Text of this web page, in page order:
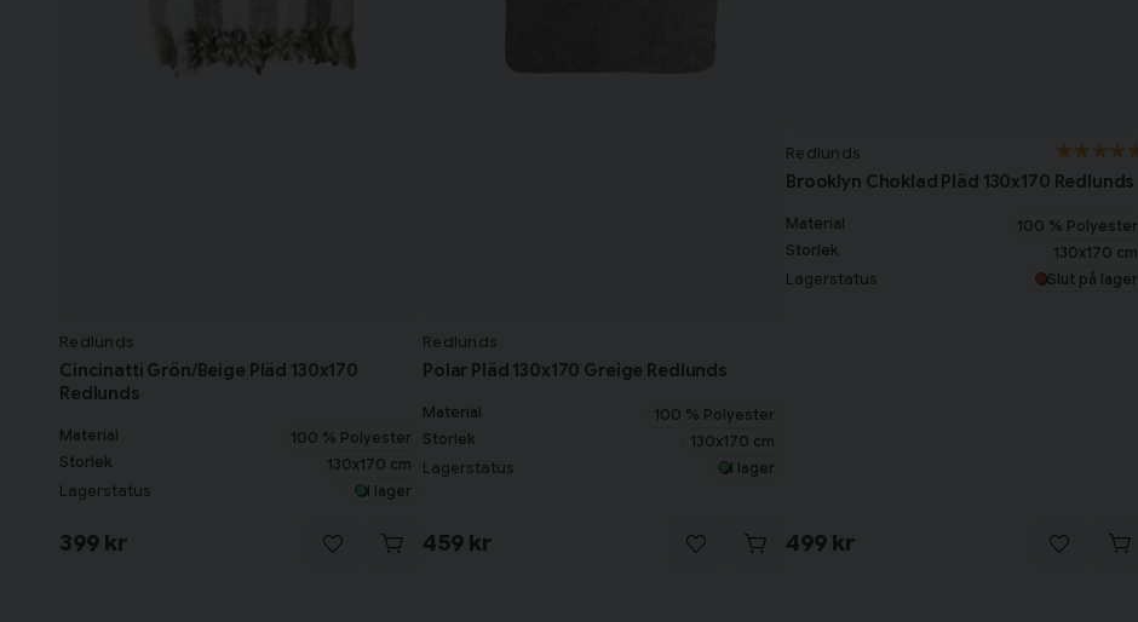
Redlunds
Cincinatti Grön/Beige Pläd 130x170
Redlunds
Material
100 % Polyester
Storlek
130x170 cm
Lagerstatus I lager
399 kr
Redlunds
Polar Pläd 130x170 Greige Redlunds
Material
100 % Polyester
Storlek
130x170 cm
Lagerstatus I lager
459 kr
Redlunds
Brooklyn Choklad Pläd 130x170 Redlunds
Material
100 % Polyester
Storlek
130x170 cm
Lagerstatus Slut på lager
499 kr